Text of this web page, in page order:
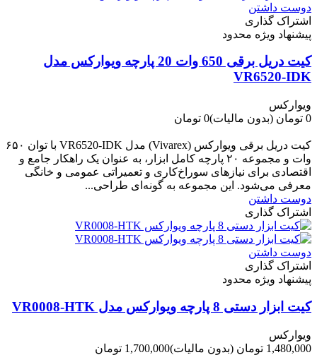
دوست داشتن
اشتراک گذاری
پیشنهاد ویژه محدود
کیت دریل برقی 650 وات 20 پارچه ویوارکس مدل
VR6520-IDK
ویوارکس
0 تومان
(بدون مالیات)0 تومان
کیت دریل برقی ویوارکس (Vivarex) مدل VR6520-IDK با توان ۶۵۰
وات و مجموعه ۲۰ پارچه کامل ابزار، به عنوان یک راهکار جامع و
اقتصادی برای نیازهای سوراخ‌کاری و تعمیراتی عمومی و خانگی
معرفی می‌شود. این مجموعه به گونه‌ای طراحی...
دوست داشتن
اشتراک گذاری
دوست داشتن
اشتراک گذاری
پیشنهاد ویژه محدود
کیت ابزار دستی 8 پارچه ویوارکس مدل VR0008-HTK
ویوارکس
1,480,000 تومان
(بدون مالیات)1,700,000 تومان